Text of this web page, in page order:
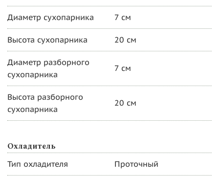
Диаметр сухопарника 7 см
Высота сухопарника 20 см
Диаметр разборного
сухопарника
7 см
Высота разборного
сухопарника
20 см
Охладитель
Тип охладителя Проточный